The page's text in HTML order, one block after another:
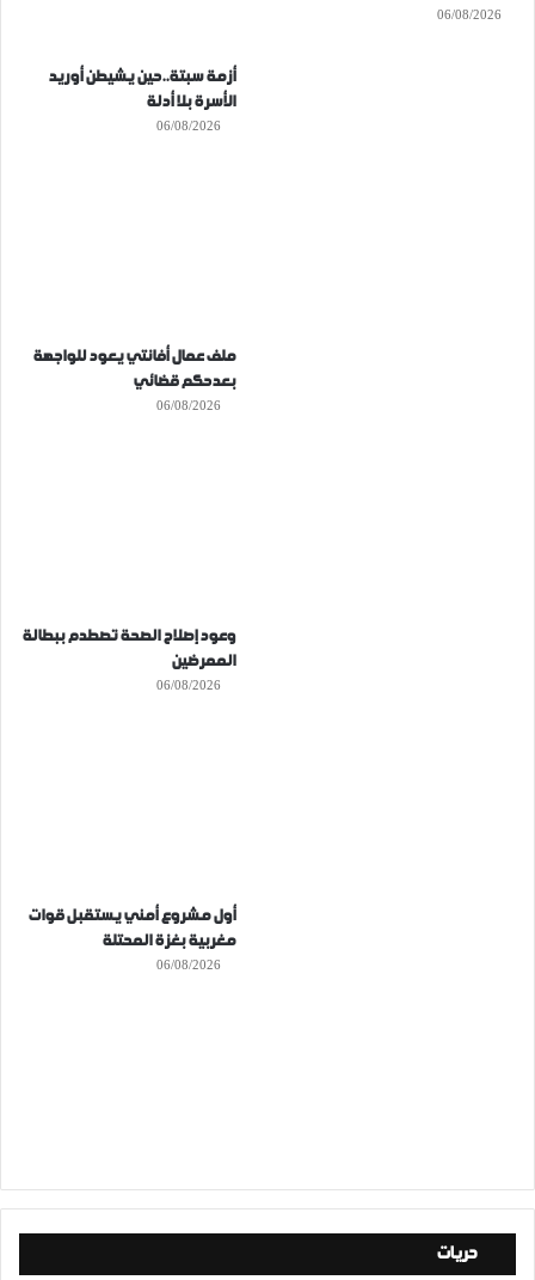
06/08/2026
أزمة سبتة..حين يشيطن أوريد
الأسرة بلا أدلة
06/08/2026
ملف عمال أفانتي يعود للواجهة
بعدحكم قضائي
06/08/2026
وعود إصلاح الصحة تصطدم ببطالة
الممرضين
06/08/2026
أول مشروع أمني يستقبل قوات
مغربية بغزة المحتلة
06/08/2026
حريات